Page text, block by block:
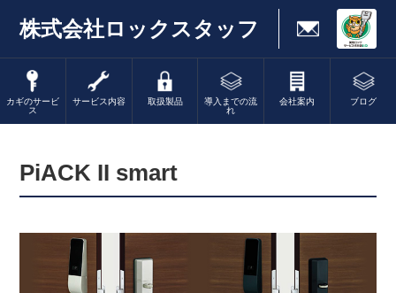
株式会社ロックスタッフ
カギのサービ
ス
サービス内容 取扱製品
導入までの流
れ
会社案内 ブログ
PiACK II smart